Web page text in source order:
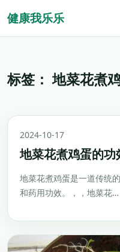
健康我乐乐
标签：地菜花煮
2024-10-17
地菜花煮鸡蛋的
地菜花煮鸡蛋是一道传统
和药用功效。，，地菜花…